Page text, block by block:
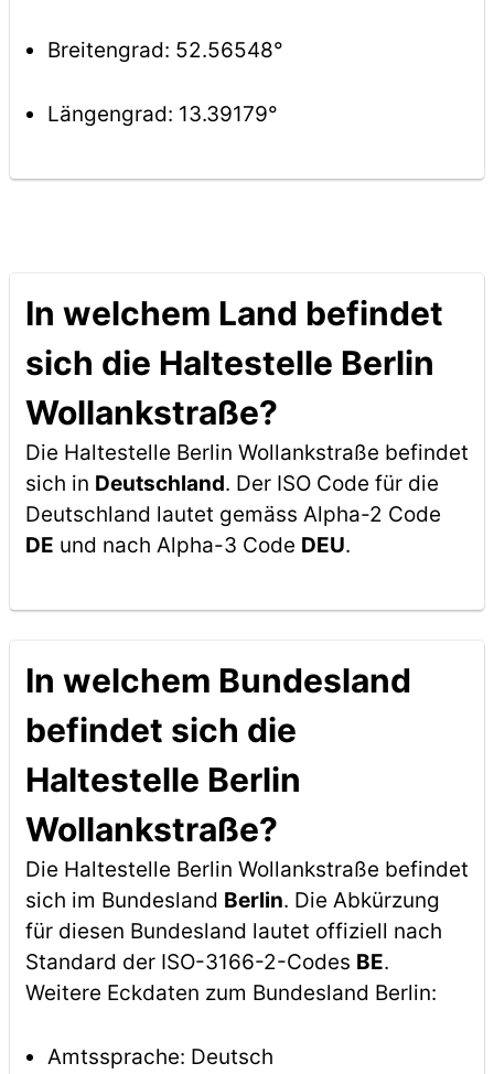
Breitengrad: 52.56548°
Längengrad: 13.39179°
In welchem Land befindet
sich die Haltestelle Berlin
Wollankstraße?
Die Haltestelle Berlin Wollankstraße befindet
sich in Deutschland. Der ISO Code für die
Deutschland lautet gemäss Alpha-2 Code
DE und nach Alpha-3 Code DEU.
In welchem Bundesland
befindet sich die
Haltestelle Berlin
Wollankstraße?
Die Haltestelle Berlin Wollankstraße befindet
sich im Bundesland Berlin. Die Abkürzung
für diesen Bundesland lautet offiziell nach
Standard der ISO-3166-2-Codes BE.
Weitere Eckdaten zum Bundesland Berlin:
Amtssprache: Deutsch